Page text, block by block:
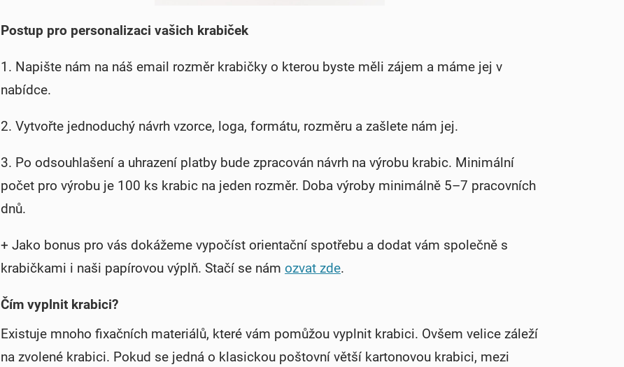
Postup pro personalizaci vašich krabiček
1. Napište nám na náš email rozměr krabičky o kterou byste měli zájem a máme jej v
nabídce.
2. Vytvořte jednoduchý návrh vzorce, loga, formátu, rozměru a zašlete nám jej.
3. Po odsouhlašení a uhrazení platby bude zpracován návrh na výrobu krabic. Minimální
počet pro výrobu je 100 ks krabic na jeden rozměr. Doba výroby minimálně 5–7 pracovních
dnů.
+ Jako bonus pro vás dokážeme vypočíst orientační spotřebu a dodat vám společně s
krabičkami i naši papírovou výplň. Stačí se nám ozvat zde.
Čím vyplnit krabici?
Existuje mnoho fixačních materiálů, které vám pomůžou vyplnit krabici. Ovšem velice záleží
na zvolené krabici. Pokud se jedná o klasickou poštovní větší kartonovou krabici, mezi